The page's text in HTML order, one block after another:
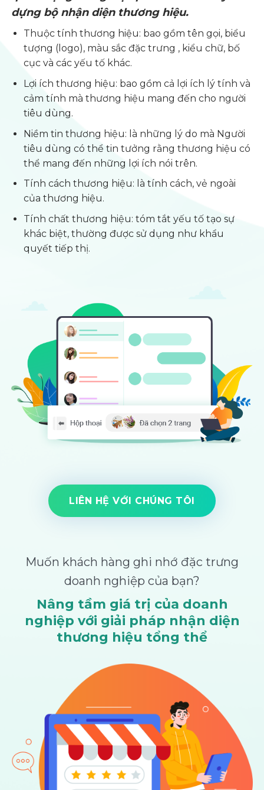
dựng bộ nhận diện thương hiệu.
Thuộc tính thương hiệu: bao gồm tên gọi, biểu
tượng (logo), màu sắc đặc trưng , kiểu chữ, bố
cục và các yếu tố khác.
Lợi ích thương hiệu: bao gồm cả lợi ích lý tính và
cảm tính mà thương hiệu mang đến cho người
tiêu dùng.
Niềm tin thương hiệu: là những lý do mà Người
tiêu dùng có thể tin tưởng rằng thương hiệu có
thể mang đến những lợi ích nói trên.
Tính cách thương hiệu: là tính cách, vẻ ngoài
của thương hiệu.
Tính chất thương hiệu: tóm tắt yếu tố tạo sự
khác biệt, thường được sử dụng như khẩu
quyết tiếp thị.
LIÊN HỆ VỚI CHÚNG TÔI
Muốn khách hàng ghi nhớ đặc trưng
doanh nghiệp của bạn?
Nâng tầm giá trị của doanh
nghiệp với giải pháp nhận diện
thương hiệu tổng thể